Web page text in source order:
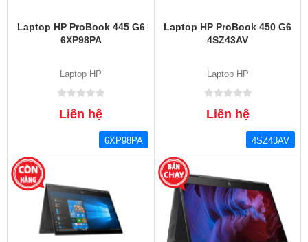
Laptop HP ProBook 445 G6
6XP98PA
Laptop HP
Liên hệ
6XP98PA
Laptop HP ProBook 450 G6
4SZ43AV
Laptop HP
Liên hệ
4SZ43AV